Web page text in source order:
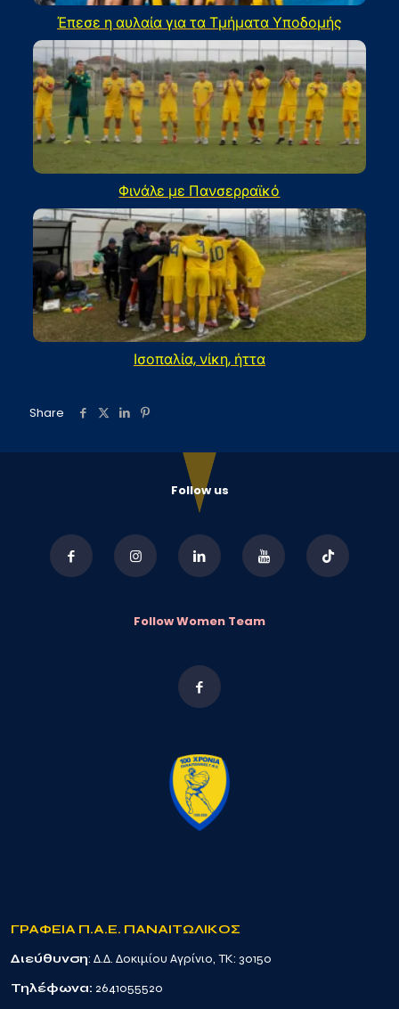
Έπεσε η αυλαία για τα Τμήματα Υποδομής
Φινάλε με Πανσερραϊκό
Ισοπαλία, νίκη, ήττα
Share
Follow us
Follow Women Team
ΓΡΑΦΕΙΑ Π.Α.Ε. ΠΑΝΑΙΤΩΛΙΚΟΣ
Διεύθυνση: Δ.Δ. Δοκιμίου Αγρίνιο, TK: 30150
Τηλέφωνα: 2641055520